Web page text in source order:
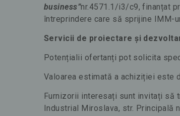
business”nr.4571.1/i3/c9, finanțat
întreprindere care să sprijine IMM-
Servicii de proiectare și
Potențialii ofertanți pot solicita
Valoarea estimată a achiziției este
Furnizorii interesați sunt invitați să
Industrial Miroslava, str. Principală